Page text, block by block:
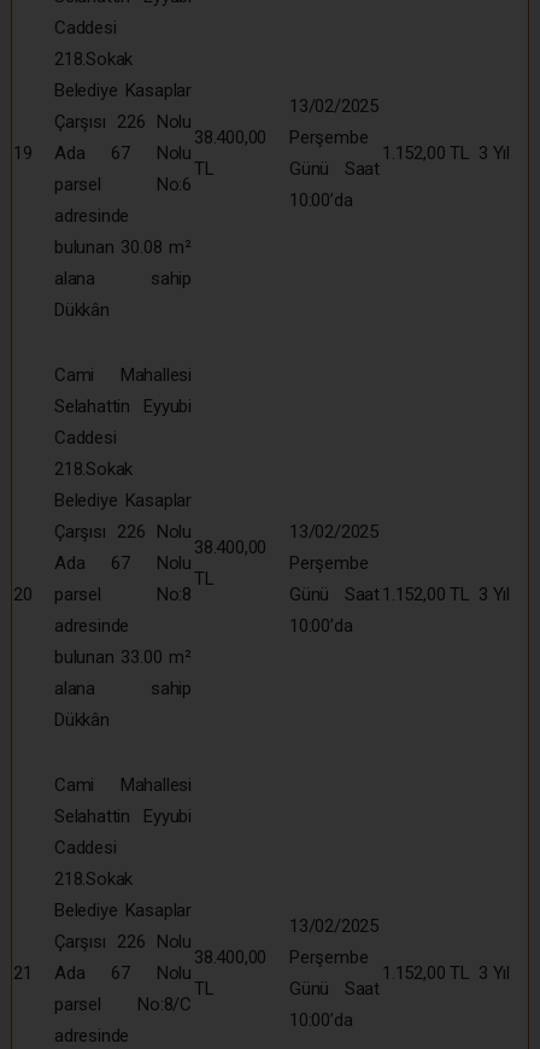
19
Caddesi
218.Sokak
Belediye Kasaplar
Çarşısı 226 Nolu
Ada 67 Nolu
parsel No:6
adresinde
bulunan 30.08 m²
alana sahip
Dükkân
38.400,00
TL
13/02/2025
Perşembe
Günü Saat
10:00’da
1.152,00 TL 3 Yıl
20
Cami Mahallesi
Selahattin Eyyubi
Caddesi
218.Sokak
Belediye Kasaplar
Çarşısı 226 Nolu
Ada 67 Nolu
parsel No:8
adresinde
bulunan 33.00 m²
alana sahip
Dükkân
38.400,00
TL
13/02/2025
Perşembe
Günü Saat
10:00’da
1.152,00 TL 3 Yıl
21
Cami Mahallesi
Selahattin Eyyubi
Caddesi
218.Sokak
Belediye Kasaplar
Çarşısı 226 Nolu
Ada 67 Nolu
parsel No:8/C
adresinde
38.400,00
TL
13/02/2025
Perşembe
Günü Saat
10:00’da
1.152,00 TL 3 Yıl